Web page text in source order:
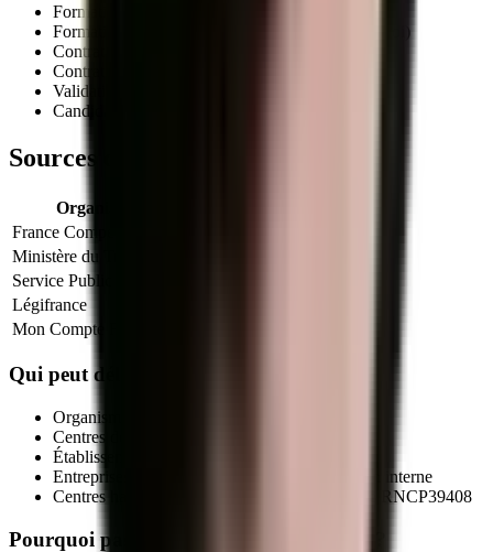
Formation initiale (en centre de formation agréé)
Formation continue (salariés, demandeurs d'emploi)
Contrat d'apprentissage
Contrat de professionnalisation
Validation des Acquis de l'Expérience (VAE)
Candidature libre auprès d'un centre habilité
Sources officielles et références
Organisme
France Compétences
Ministère du Travail
Service Public
Légifrance
Mon Compte Formation
Qui peut délivrer le titre
Organismes de formation déclarés (NDA actif)
Centres de formation d'apprentis (CFA)
Établissements publics de formation
Entreprises qualifiées via leur service formation interne
Centres habilités par le certificateur sur la fiche
RNCP39408
Pourquoi passer par MEG Business 360 ?